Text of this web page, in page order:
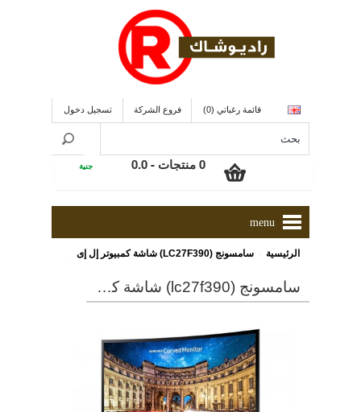
قائمة رغباتي (0) فروع الشركة تسجيل دخول
0 منتجات - 0.0 جنية
menu
الرئيسية سامسونج (LC27F390) شاشة كمبيوتر إل إى دى مقاس 27 بوصة ذات زاوية إنحناء و الشاشة بتقنية الإنحياز العمودى VA
سامسونج (lc27f390) شاشة كمبيوتر إل إى دى مقاس 27 بوصة ذات زاوية إنحناء و الشاشة بتقنية الإنحياز العمودى va